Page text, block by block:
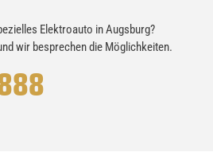
Elektroauto in Augsburg?
wir besprechen die Möglichkeiten.